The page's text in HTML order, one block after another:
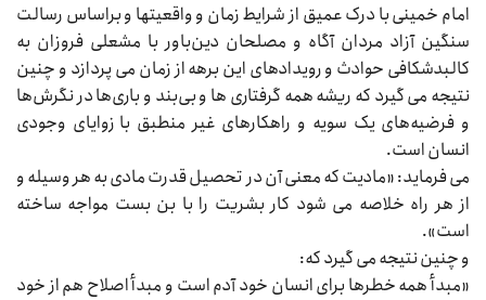
امام خمینی با درک عمیق از شرایط زمان و واقعیتها و براساس رسالت
سنگین آزاد مردان آگاه و مصلحان دین‌باور با مشعلی فروزان به
کالبدشکافی حوادث و رویدادهای این برهه از زمان می‌‌‌ پردازد و چنین
نتیجه می‌‌‌ گیرد که ریشه همه گرفتاری‌‌‌ ها و بی‌بند و باری‌ها در نگرش‌ها
و فرضیه‌های یک سویه و راهکارهای غیر منطبق با زوایای وجودی
انسان است.
می‌‌‌ فرماید: «مادیت که معنی آن در تحصیل قدرت مادی به هر وسیله و
از هر راه خلاصه می‌‌‌ شود کار بشریت را با بن بست مواجه ساخته
است».
و چنین نتیجه می‌‌‌ گیرد که:
«مبدأ همه خطرها برای انسان خود آدم است و مبدأ اصلاح هم از خود